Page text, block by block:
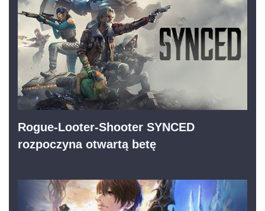
Rogue-Looter-Shooter SYNCED
rozpoczyna otwartą betę